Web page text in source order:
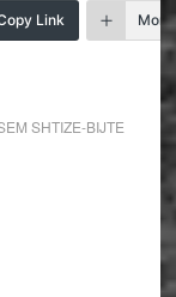
Link More
SHTIZE-BIJTE